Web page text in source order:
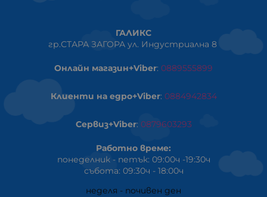
ГАЛИКС
гр.СТАРА ЗАГОРА ул. Индустриална 8
Онлайн магазин+Viber: 0889555899
Клиенти на едро+Viber: 0884942834
Сервиз+Viber: 0879603293
Работно време:
понеделник - петък: 09:00ч -19:30ч
събота: 09:30ч - 18:00ч
неделя - почивен ден